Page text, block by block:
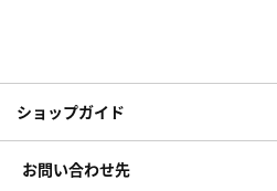
ショップガイド
お問い合わせ先